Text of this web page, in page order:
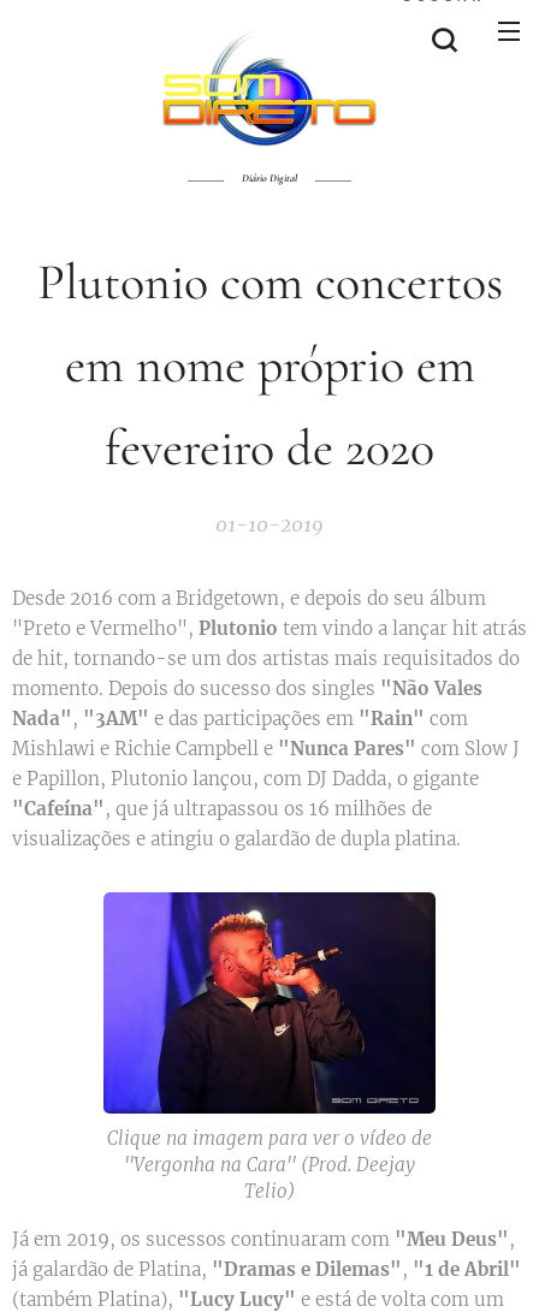
Diário Digital
Plutonio com concertos
em nome próprio em
fevereiro de 2020
01-10-2019
Desde 2016 com a Bridgetown, e depois do seu álbum
"Preto e Vermelho", Plutonio tem vindo a lançar hit atrás
de hit, tornando-se um dos artistas mais requisitados do
momento. Depois do sucesso dos singles "Não Vales
Nada" , "3AM" e das participações em "Rain" com
Mishlawi e Richie Campbell e "Nunca Pares" com Slow J
e Papillon, Plutonio lançou, com DJ Dadda, o gigante
"Cafeína" , que já ultrapassou os 16 milhões de
visualizações e atingiu o galardão de dupla platina.
Clique na imagem para ver o vídeo de
''Vergonha na Cara'' (Prod. Deejay
Telio)
Já em 2019, os sucessos continuaram com "Meu Deus" ,
já galardão de Platina, "Dramas e Dilemas" , "1 de Abril"
(também Platina), "Lucy Lucy" e está de volta com um